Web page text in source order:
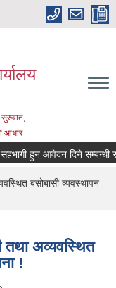
सुरुवात,
आधार
हुन आवेदन दिने सम्बन्धी
बसोबासी व्यवस्थापन
तथा अव्यवस्थित
!